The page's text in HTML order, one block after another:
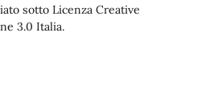
sotto Licenza Creative
3.0 Italia.